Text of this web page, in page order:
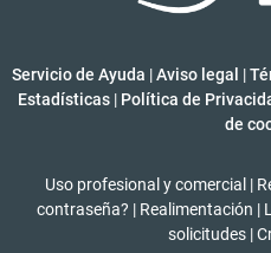
Servicio de Ayuda |Aviso legal |
Estadísticas | Política de
de
Uso profesional y comercial |
contraseña? | Realimentación |
solicitudes |